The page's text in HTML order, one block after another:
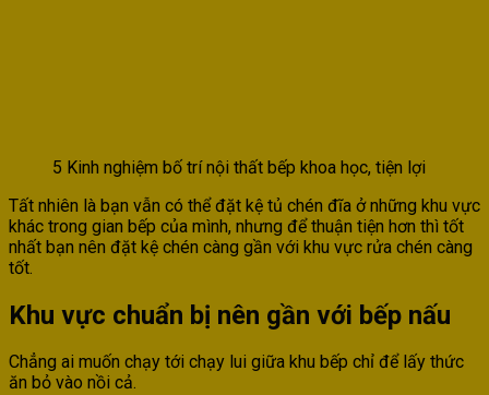
5 Kinh nghiệm bố trí nội thất bếp khoa học, tiện lợi
Tất nhiên là bạn vẫn có thể đặt kệ tủ chén đĩa ở những khu vực
khác trong gian bếp của mình, nhưng để thuận tiện hơn thì tốt
nhất bạn nên đặt kệ chén càng gần với khu vực rửa chén càng
tốt.
Khu vực chuẩn bị nên gần với bếp nấu
Chẳng ai muốn chạy tới chạy lui giữa khu bếp chỉ để lấy thức
ăn bỏ vào nồi cả.